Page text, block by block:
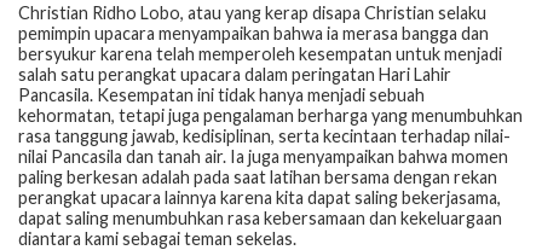
Christian Ridho Lobo, atau yang kerap disapa Christian selaku
pemimpin upacara menyampaikan bahwa ia merasa bangga dan
bersyukur karena telah memperoleh kesempatan untuk menjadi
salah satu perangkat upacara dalam peringatan Hari Lahir
Pancasila. Kesempatan ini tidak hanya menjadi sebuah
kehormatan, tetapi juga pengalaman berharga yang menumbuhkan
rasa tanggung jawab, kedisiplinan, serta kecintaan terhadap nilai-
nilai Pancasila dan tanah air. Ia juga menyampaikan bahwa momen
paling berkesan adalah pada saat latihan bersama dengan rekan
perangkat upacara lainnya karena kita dapat saling bekerjasama,
dapat saling menumbuhkan rasa kebersamaan dan kekeluargaan
diantara kami sebagai teman sekelas.